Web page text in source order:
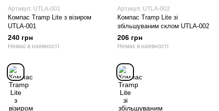
Артикул: UTLA-001
Компас Tramp Lite з візиром
UTLA-001
240 грн
Немає в наявності
Артикул: UTLA-002
Компас Tramp Lite зі
збільшуваним склом UTLA-002
206 грн
Немає в наявності